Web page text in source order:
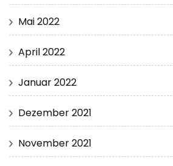
Mai 2022
April 2022
Januar 2022
Dezember 2021
November 2021